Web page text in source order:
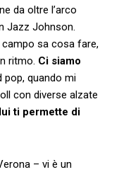
da oltre l’arco
Jazz Johnson.
sa cosa fare,
ritmo. Ci siamo
pop, quando mi
con diverse alzate
ti permette di
– vi è un